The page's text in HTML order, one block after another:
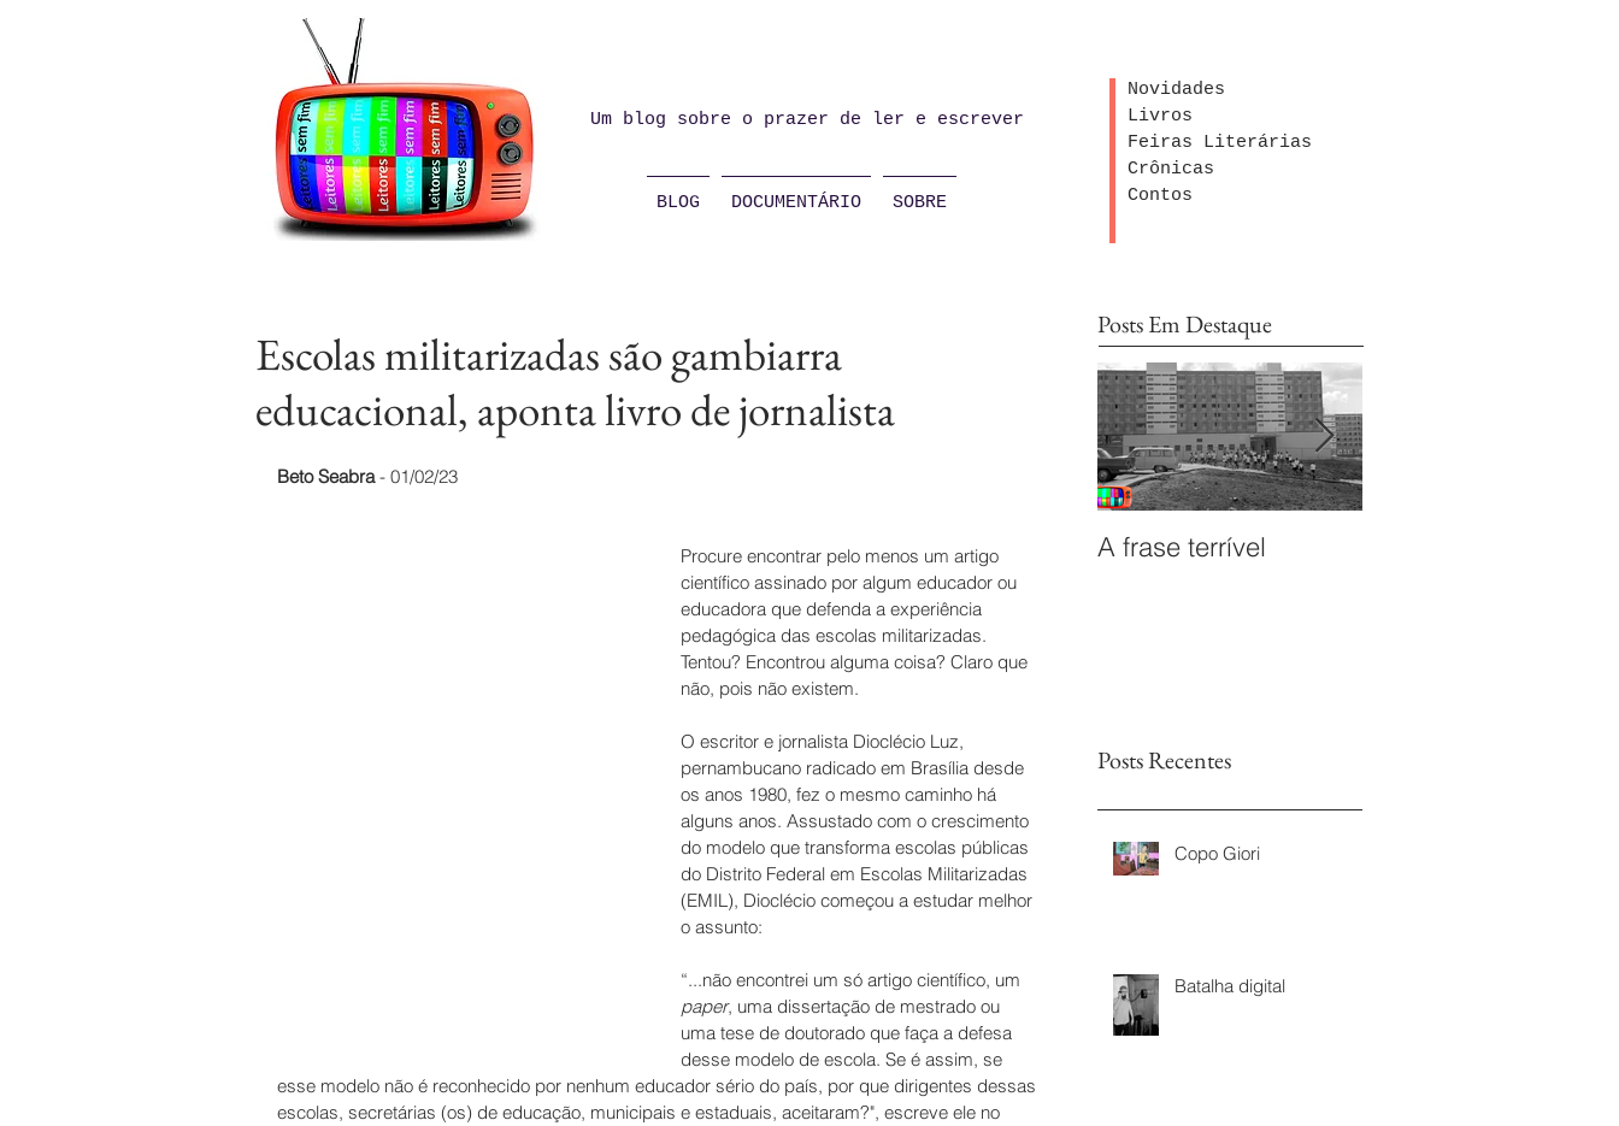
Um blog sobre o prazer de ler e escrever
BLOG DOCUMENTÁRIO SOBRE
Novidades
Livros
Feiras Literárias
Crônicas
Contos
Escolas militarizadas são gambiarra
educacional, aponta livro de jornalista
Beto Seabra - 01/02/23
Procure encontrar pelo menos um artigo
científico assinado por algum educador ou
educadora que defenda a experiência
pedagógica das escolas militarizadas.
Tentou? Encontrou alguma coisa? Claro que
não, pois não existem.
O escritor e jornalista Dioclécio Luz,
pernambucano radicado em Brasília desde
os anos 1980, fez o mesmo caminho há
alguns anos. Assustado com o crescimento
do modelo que transforma escolas públicas
do Distrito Federal em Escolas Militarizadas
(EMIL), Dioclécio começou a estudar melhor
o assunto:
“...não encontrei um só artigo científico, um
paper, uma dissertação de mestrado ou
uma tese de doutorado que faça a defesa
desse modelo de escola. Se é assim, se
esse modelo não é reconhecido por nenhum educador sério do país, por que dirigentes dessas
escolas, secretárias (os) de educação, municipais e estaduais, aceitaram?", escreve ele no
Posts Em Destaque
A frase terrível
Posts Recentes
Copo Giori
Batalha digital